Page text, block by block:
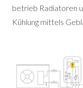
betrieb Radiatoren
Kühlung mittels